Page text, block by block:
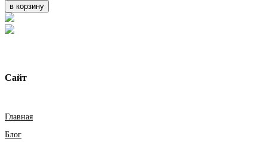
в корзину
Сайт
Главная
Блог